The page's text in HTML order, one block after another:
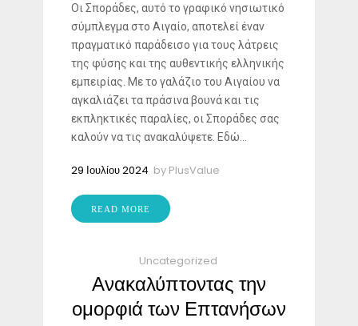
Οι Σποράδες, αυτό το γραφικό νησιωτικό
σύμπλεγμα στο Αιγαίο, αποτελεί έναν
πραγματικό παράδεισο για τους λάτρεις
της φύσης και της αυθεντικής ελληνικής
εμπειρίας. Με το γαλάζιο του Αιγαίου να
αγκαλιάζει τα πράσινα βουνά και τις
εκπληκτικές παραλίες, οι Σποράδες σας
καλούν να τις ανακαλύψετε. Εδώ...
29 Ιουλίου 2024 by PlusValue
READ MORE
Uncategorized
Ανακαλύπτοντας την
ομορφιά των Επτανήσων